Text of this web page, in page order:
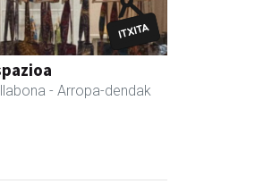
- Arropa-dendak